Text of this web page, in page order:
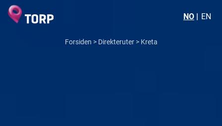
NO EN
Forsiden > Direkteruter> Kreta